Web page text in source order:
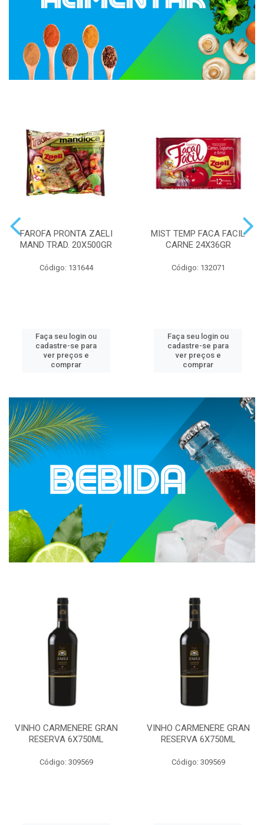
FAROFA PRONTA ZAELI
MAND TRAD. 20X500GR
Código: 131644
Faça seu login ou
cadastre-se para
ver preços e
comprar
MIST TEMP FACA FACIL
CARNE 24X36GR
Código: 132071
Faça seu login ou
cadastre-se para
ver preços e
comprar
VINHO CARMENERE GRAN
RESERVA 6X750ML
Código: 309569
VINHO CARMENERE GRAN
RESERVA 6X750ML
Código: 309569